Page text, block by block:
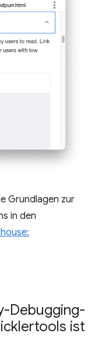
Grundlagen zur
in den
Debugging-
ist